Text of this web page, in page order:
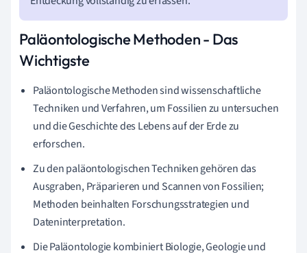
Paläontologische Methoden - Das
Wichtigste
Paläontologische Methoden sind wissenschaftliche
Techniken und Verfahren, um Fossilien zu untersuchen
und die Geschichte des Lebens auf der Erde zu
erforschen.
Zu den paläontologischen Techniken gehören das
Ausgraben, Präparieren und Scannen von Fossilien;
Methoden beinhalten Forschungsstrategien und
Dateninterpretation.
Die Paläontologie kombiniert Biologie, Geologie und